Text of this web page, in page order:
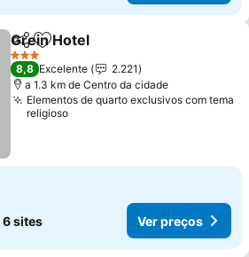
PartilharAdicionar aos favoritos
Grein Hotel
3 Estrelas
8,8 Excelente
2.221
a 1.3 km de Centro da cidade
Elementos de quarto exclusivos com tema
religioso
6 sites Ver preços